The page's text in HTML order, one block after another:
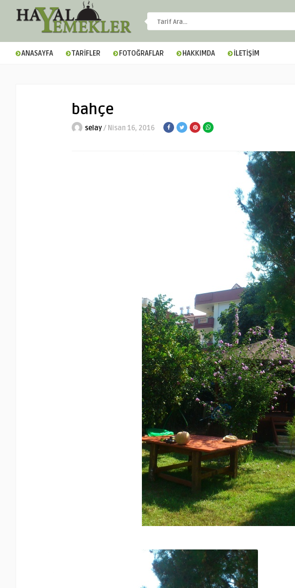
ANASAYFA TARİFLER FOTOĞRAFLAR HAKKIMDA İLETİŞİM
bahçe
selay/ Nisan 16, 2016